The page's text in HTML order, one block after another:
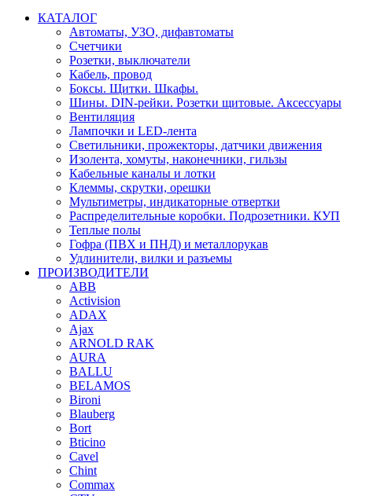
КАТАЛОГ
Автоматы, УЗО, дифавтоматы
Счетчики
Розетки, выключатели
Кабель, провод
Боксы. Щитки. Шкафы.
Шины. DIN-рейки. Розетки щитовые. Аксессуары
Вентиляция
Лампочки и LED-лента
Светильники, прожекторы, датчики движения
Изолента, хомуты, наконечники, гильзы
Кабельные каналы и лотки
Клеммы, скрутки, орешки
Мультиметры, индикаторные отвертки
Распределительные коробки. Подрозетники. КУП
Теплые полы
Гофра (ПВХ и ПНД) и металлорукав
Удлинители, вилки и разъемы
ПРОИЗВОДИТЕЛИ
ABB
Activision
ADAX
Ajax
ARNOLD RAK
AURA
BALLU
BELAMOS
Bironi
Blauberg
Bort
Bticino
Cavel
Chint
Commax